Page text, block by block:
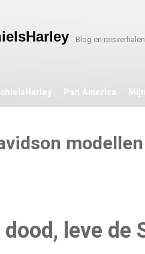
Blog en reisverhalen
Pan America
leve de